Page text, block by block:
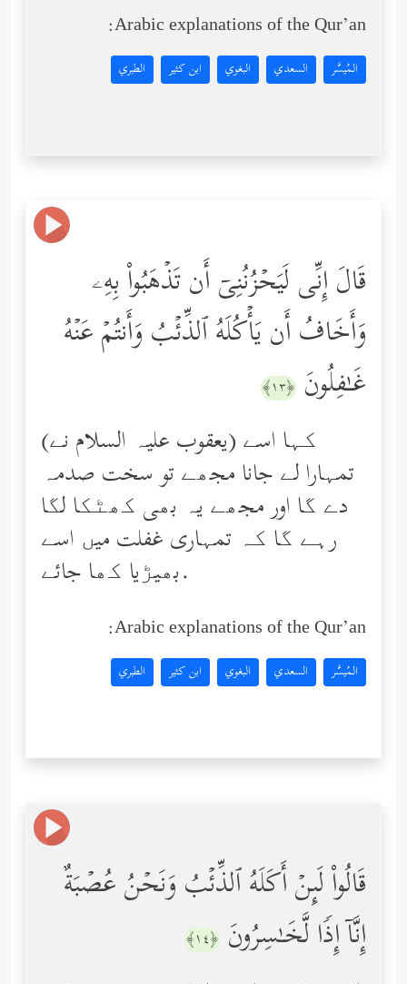
Arabic explanations of the Qur’an:
المُيسَّر السعدي البغوي ابن كثير الطبري
قَالَ إِنِّی لَیَحۡزُنُنِیۤ أَن تَذۡهَبُواْ بِهِۦ
وَأَخَافُ أَن یَأۡكُلَهُ ٱلذِّئۡبُ وَأَنتُمۡ عَنۡهُ
غَـٰفِلُونَ ﴿١٣﴾
(یعقوب علیہ السلام نے) کہا اسے
تمہارا لے جانا مجھے تو سخت صدمہ
دے گا اور مجھے یہ بھی کھٹکا لگا
رہے گا کہ تمہاری غفلت میں اسے
بھیڑیا کھا جائے.
Arabic explanations of the Qur’an:
المُيسَّر السعدي البغوي ابن كثير الطبري
قَالُواْ لَىِٕنۡ أَكَلَهُ ٱلذِّئۡبُ وَنَحۡنُ عُصۡبَةٌ
إِنَّاۤ إِذࣰا لَّخَـٰسِرُونَ ﴿١٤﴾